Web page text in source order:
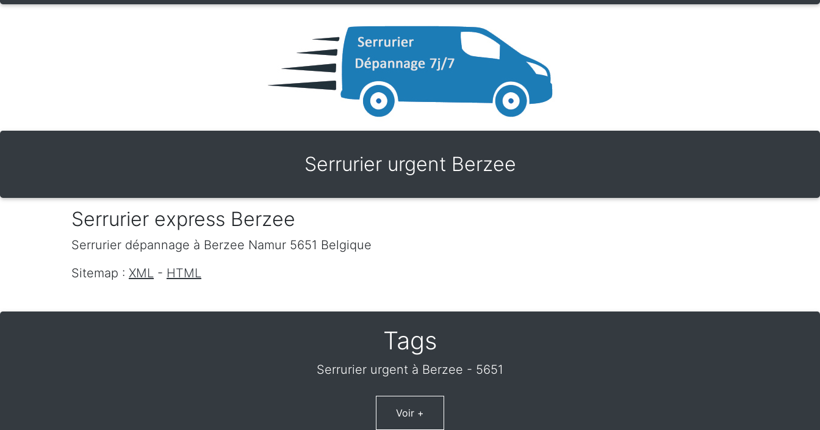
Serrurier urgent Berzee
Serrurier express Berzee
Serrurier dépannage à Berzee Namur 5651 Belgique
Sitemap : XML - HTML
Tags
Serrurier urgent à Berzee - 5651
Voir +